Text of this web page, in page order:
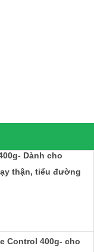
đường
Dành cho
thận, tiểu đường
Control 400g- cho